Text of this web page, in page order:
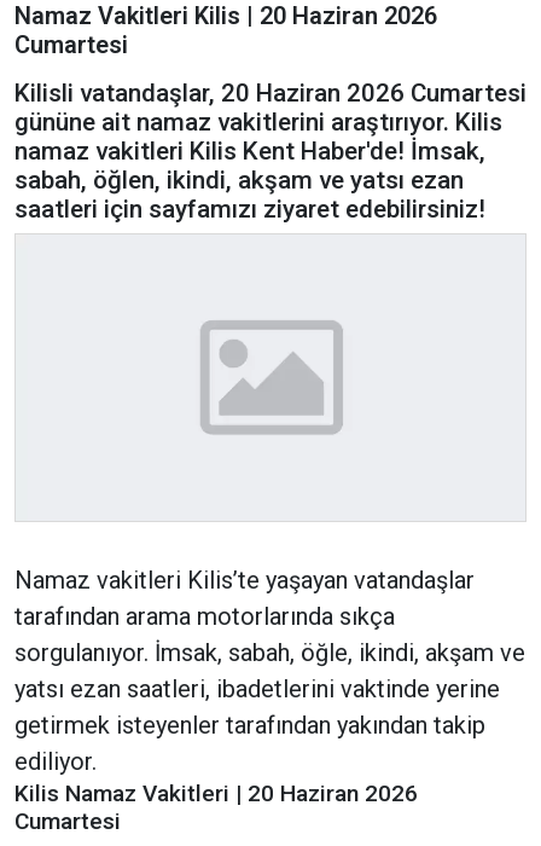
Namaz Vakitleri Kilis | 20 Haziran 2026
Cumartesi
Kilisli vatandaşlar, 20 Haziran 2026 Cumartesi
gününe ait namaz vakitlerini araştırıyor. Kilis
namaz vakitleri Kilis Kent Haber'de! İmsak,
sabah, öğlen, ikindi, akşam ve yatsı ezan
saatleri için sayfamızı ziyaret edebilirsiniz!
Namaz vakitleri Kilis’te yaşayan vatandaşlar
tarafından arama motorlarında sıkça
sorgulanıyor. İmsak, sabah, öğle, ikindi, akşam ve
yatsı ezan saatleri, ibadetlerini vaktinde yerine
getirmek isteyenler tarafından yakından takip
ediliyor.
Kilis Namaz Vakitleri | 20 Haziran 2026
Cumartesi